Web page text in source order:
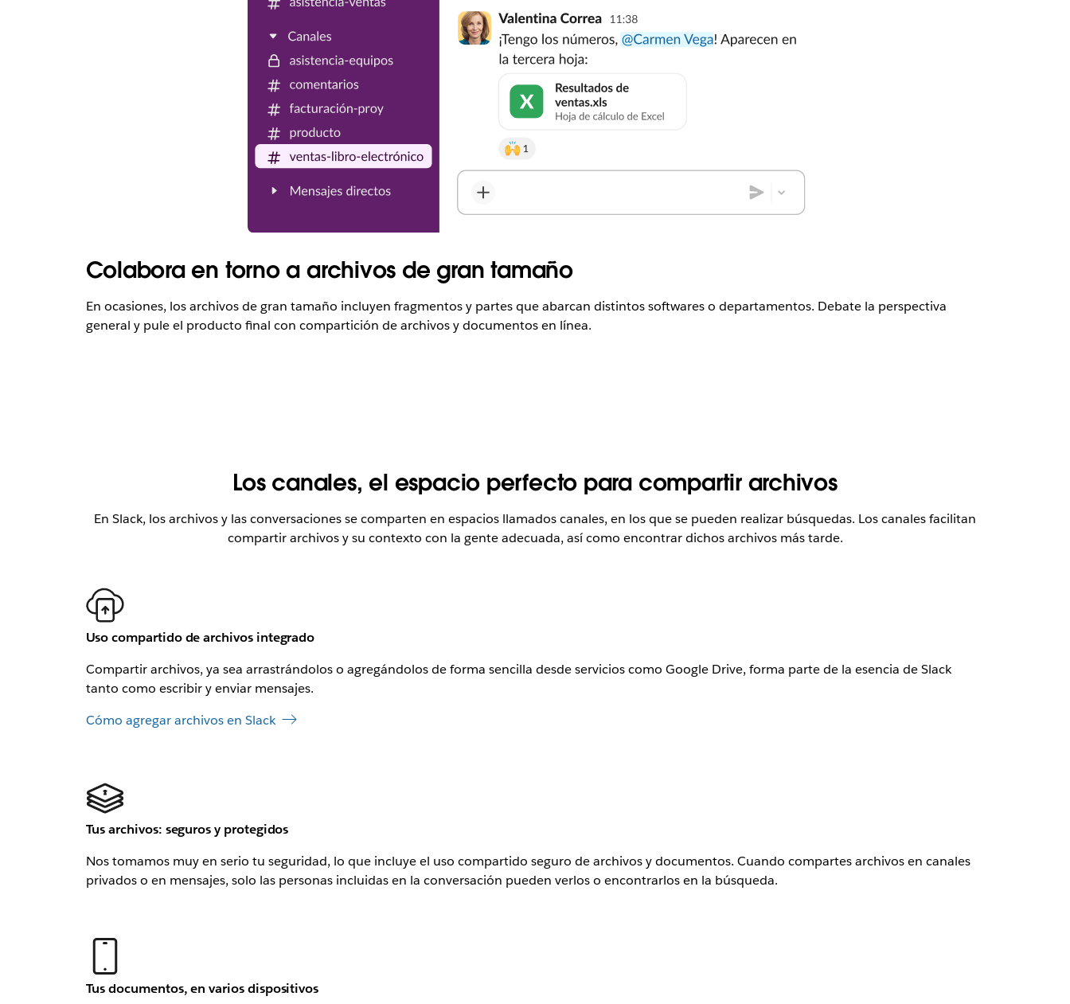
Colabora en torno a archivos de gran tamaño
En ocasiones, los archivos de gran tamaño incluyen fragmentos y partes que abarcan distintos softwares o departamentos. Debate la perspectiva
general y pule el producto final con compartición de archivos y documentos en línea.
Los canales, el espacio perfecto para compartir archivos
En Slack, los archivos y las conversaciones se comparten en espacios llamados canales, en los que se pueden realizar búsquedas. Los canales facilitan
compartir archivos y su contexto con la gente adecuada, así como encontrar dichos archivos más tarde.
Uso compartido de archivos integrado
Compartir archivos, ya sea arrastrándolos o agregándolos de forma sencilla desde servicios como Google Drive, forma parte de la esencia de Slack
tanto como escribir y enviar mensajes.
Cómo agregar archivos en Slack
Tus archivos: seguros y protegidos
Nos tomamos muy en serio tu seguridad, lo que incluye el uso compartido seguro de archivos y documentos. Cuando compartes archivos en canales
privados o en mensajes, solo las personas incluidas en la conversación pueden verlos o encontrarlos en la búsqueda.
Tus documentos, en varios dispositivos